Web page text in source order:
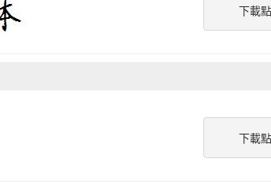
下載點
下載點